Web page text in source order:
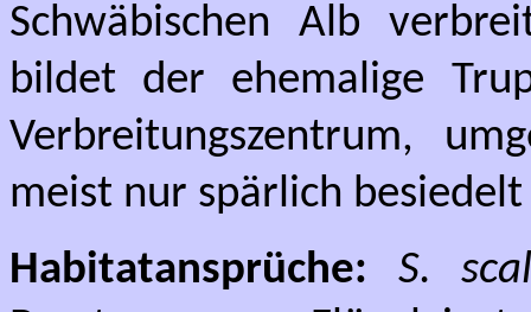
Schwäbischen Alb
bildet der ehemalige
Verbreitungszentrum,
meist nur spärlich besiedelt
Habitatansprüche: S.